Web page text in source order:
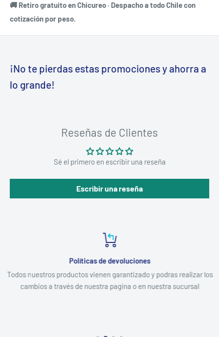
🚚 Retiro gratuito en Chicureo · Despacho a todo Chile con
cotización por peso.
¡No te pierdas estas promociones y ahorra a
lo grande!
Reseñas de Clientes
Sé el primero en escribir una reseña
Escribir una reseña
Políticas de devoluciones
Todos nuestros productos vienen garantizado y podras realizar los
cambios a través de nuestra pagina o en nuestra sucursal